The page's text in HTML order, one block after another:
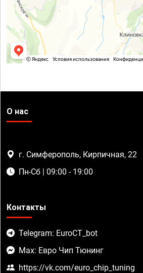
О нас
г. Симферополь, Кирпичная, 22
Пн-Сб | 09:00 - 19:00
Контакты
Telegram: EuroCT_bot
Max: Евро Чип Тюнинг
https://vk.com/euro_chip_tuning